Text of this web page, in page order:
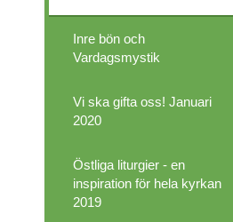
Inre bön och
Vardagsmystik
Vi ska gifta oss! Januari
2020
Östliga liturgier - en
inspiration för hela kyrkan
2019